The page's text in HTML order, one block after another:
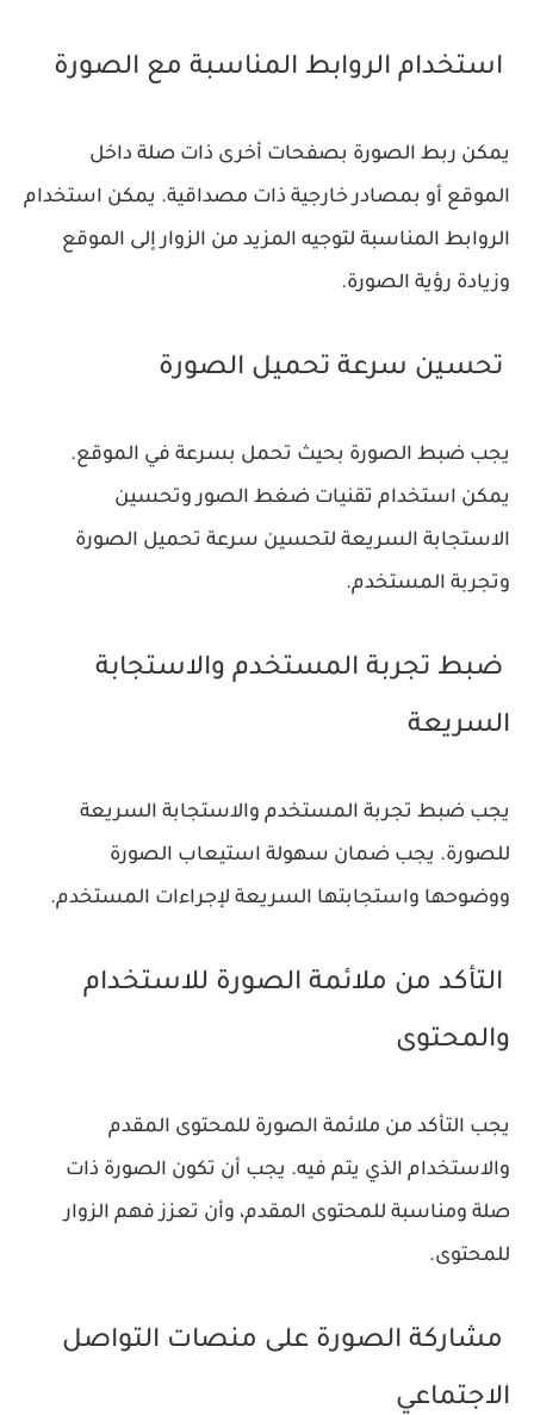
استخدام الروابط المناسبة مع الصورة
يمكن ربط الصورة بصفحات أخرى ذات صلة داخل
الموقع أو بمصادر خارجية ذات مصداقية. يمكن استخدام
الروابط المناسبة لتوجيه المزيد من الزوار إلى الموقع
وزيادة رؤية الصورة.
تحسين سرعة تحميل الصورة
يجب ضبط الصورة بحيث تحمل بسرعة في الموقع.
يمكن استخدام تقنيات ضغط الصور وتحسين
الاستجابة السريعة لتحسين سرعة تحميل الصورة
وتجربة المستخدم.
ضبط تجربة المستخدم والاستجابة
السريعة
يجب ضبط تجربة المستخدم والاستجابة السريعة
للصورة. يجب ضمان سهولة استيعاب الصورة
ووضوحها واستجابتها السريعة لإجراءات المستخدم.
التأكد من ملائمة الصورة للاستخدام
والمحتوى
يجب التأكد من ملائمة الصورة للمحتوى المقدم
والاستخدام الذي يتم فيه. يجب أن تكون الصورة ذات
صلة ومناسبة للمحتوى المقدم، وأن تعزز فهم الزوار
للمحتوى.
مشاركة الصورة على منصات التواصل
الاجتماعي